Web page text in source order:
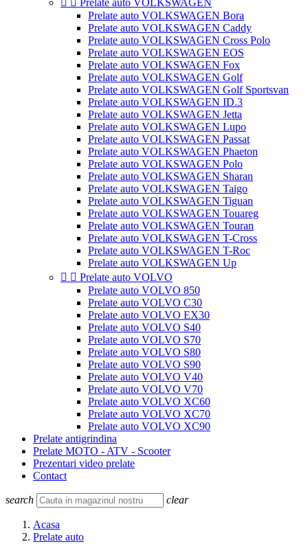
  Prelate auto VOLKSWAGEN
Prelate auto VOLKSWAGEN Bora
Prelate auto VOLKSWAGEN Caddy
Prelate auto VOLKSWAGEN Cross Polo
Prelate auto VOLKSWAGEN EOS
Prelate auto VOLKSWAGEN Fox
Prelate auto VOLKSWAGEN Golf
Prelate auto VOLKSWAGEN Golf Sportsvan
Prelate auto VOLKSWAGEN ID.3
Prelate auto VOLKSWAGEN Jetta
Prelate auto VOLKSWAGEN Lupo
Prelate auto VOLKSWAGEN Passat
Prelate auto VOLKSWAGEN Phaeton
Prelate auto VOLKSWAGEN Polo
Prelate auto VOLKSWAGEN Sharan
Prelate auto VOLKSWAGEN Taigo
Prelate auto VOLKSWAGEN Tiguan
Prelate auto VOLKSWAGEN Touareg
Prelate auto VOLKSWAGEN Touran
Prelate auto VOLKSWAGEN T-Cross
Prelate auto VOLKSWAGEN T-Roc
Prelate auto VOLKSWAGEN Up
  Prelate auto VOLVO
Prelate auto VOLVO 850
Prelate auto VOLVO C30
Prelate auto VOLVO EX30
Prelate auto VOLVO S40
Prelate auto VOLVO S70
Prelate auto VOLVO S80
Prelate auto VOLVO S90
Prelate auto VOLVO V40
Prelate auto VOLVO V70
Prelate auto VOLVO XC60
Prelate auto VOLVO XC70
Prelate auto VOLVO XC90
Prelate antigrindina
Prelate MOTO - ATV - Scooter
Prezentari video prelate
Contact
search clear
Acasa
Prelate auto